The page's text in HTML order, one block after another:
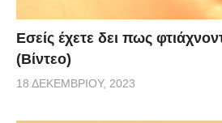
Εσείς έχετε δει πως
(Βίντεο)
18 ΔΕΚΕΜΒΡΊΟΥ, 2023